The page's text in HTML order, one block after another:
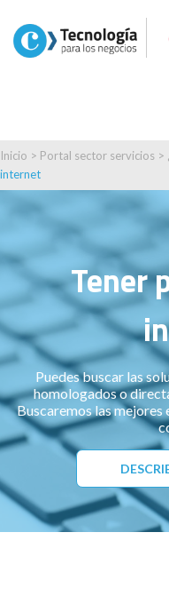
Inicio > Portal sector servicios >
internet
Tener
Puedes buscar las
homologados o
Buscaremos las mejores